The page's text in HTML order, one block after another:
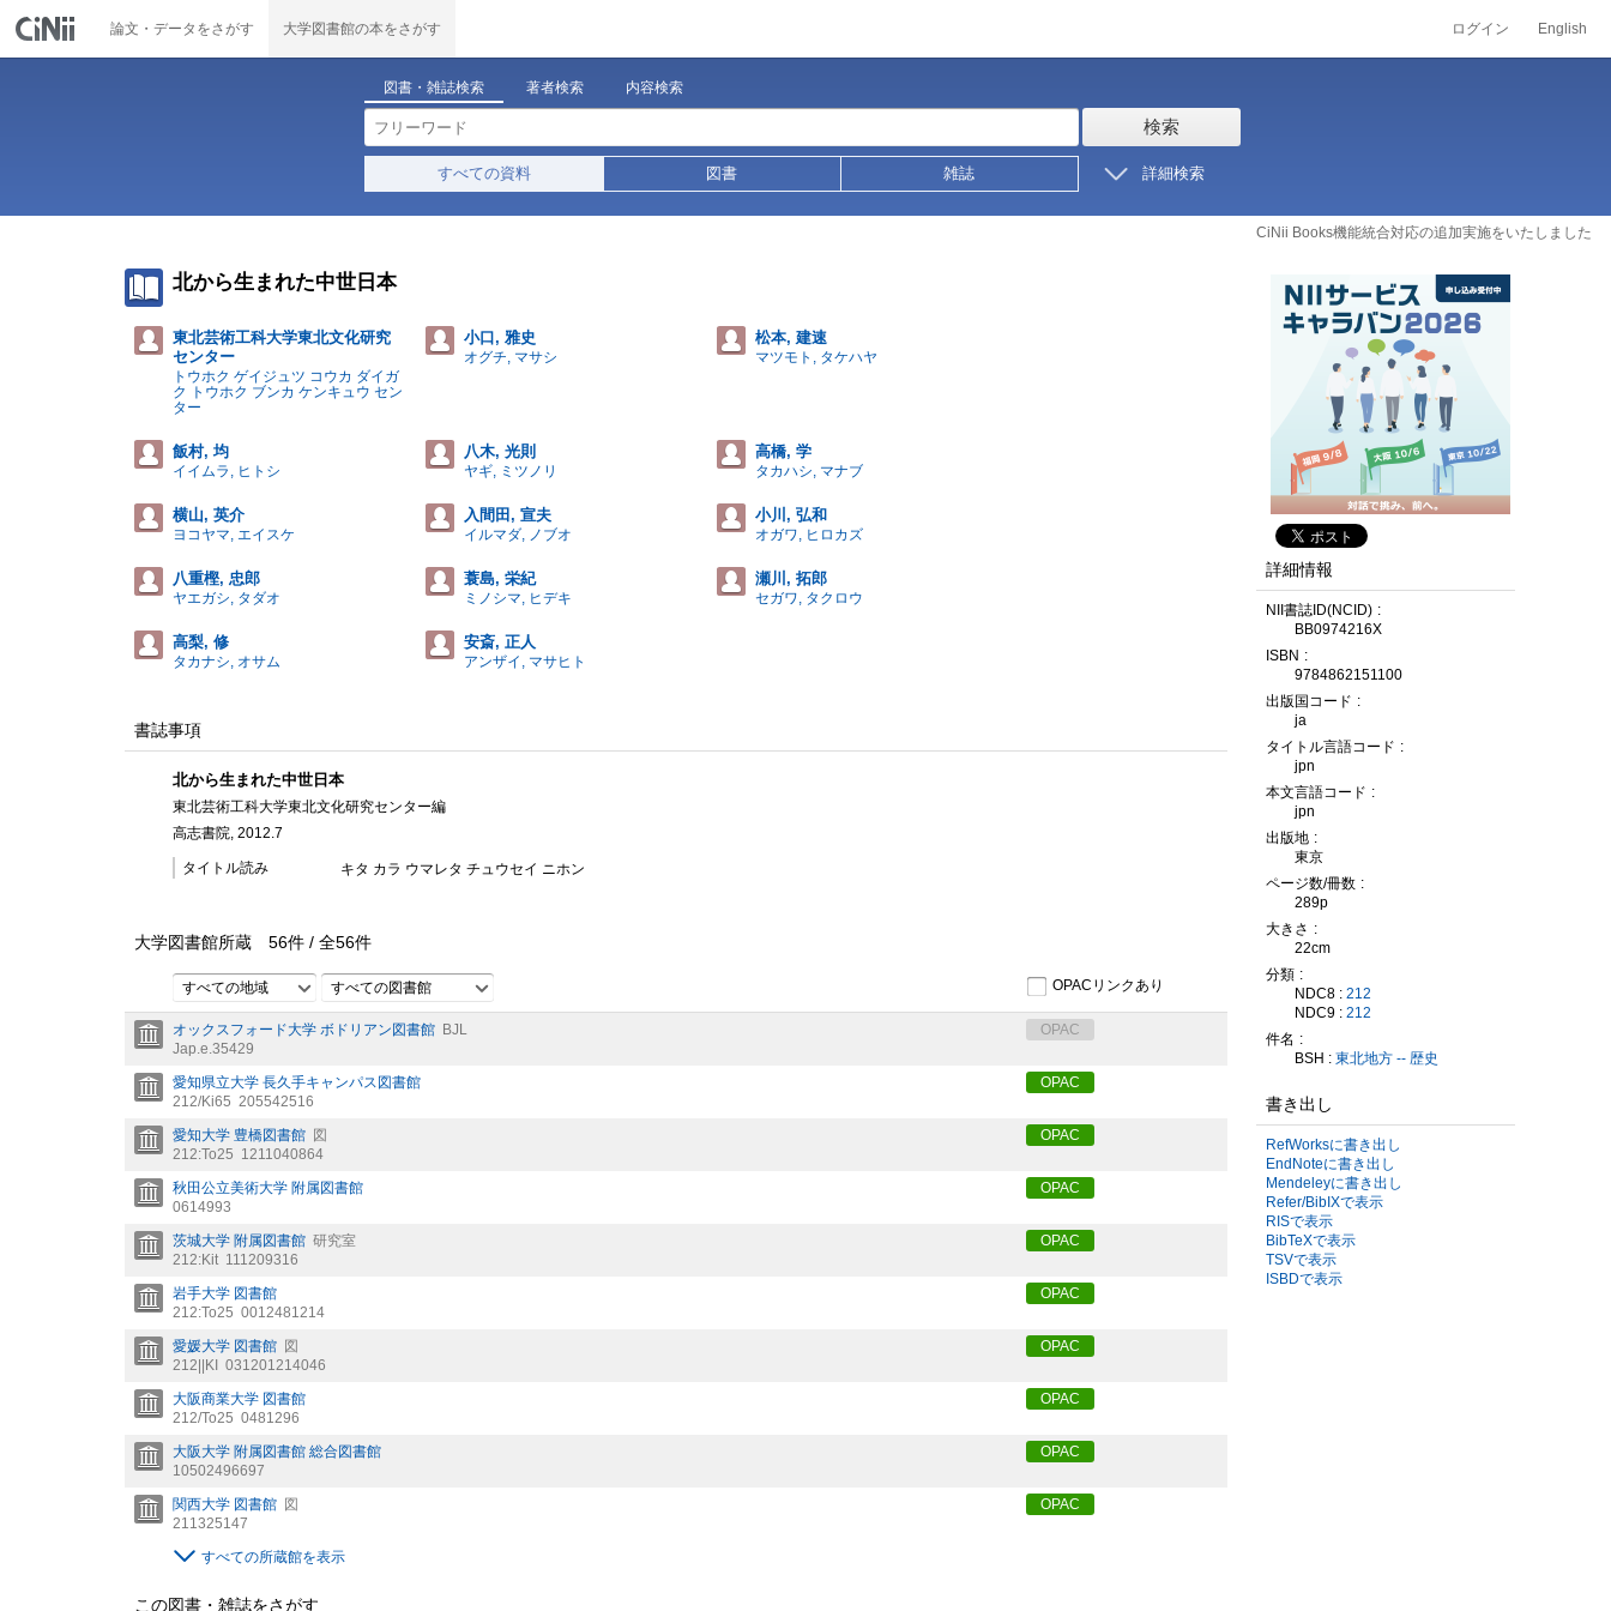
論文・データをさがす 大学図書館の本をさがす ログイン English
図書・雑誌検索 著者検索 内容検索
検索
すべての資料 図書 雑誌 詳細検索
CiNii Books機能統合対応の追加実施をいたしました
北から生まれた中世日本
東北芸術工科大学東北文化研究
センター
トウホク ゲイジュツ コウカ ダイガ
ク トウホク ブンカ ケンキュウ セン
ター
小口, 雅史
オグチ, マサシ
松本, 建速
マツモト, タケハヤ
飯村, 均
イイムラ, ヒトシ
八木, 光則
ヤギ, ミツノリ
高橋, 学
タカハシ, マナブ
横山, 英介
ヨコヤマ, エイスケ
入間田, 宣夫
イルマダ, ノブオ
小川, 弘和
オガワ, ヒロカズ
八重樫, 忠郎
ヤエガシ, タダオ
蓑島, 栄紀
ミノシマ, ヒデキ
瀬川, 拓郎
セガワ, タクロウ
高梨, 修
タカナシ, オサム
安斎, 正人
アンザイ, マサヒト
書誌事項
北から生まれた中世日本
東北芸術工科大学東北文化研究センター編
高志書院, 2012.7
タイトル読み キタ カラ ウマレタ チュウセイ ニホン
大学図書館所蔵 56件 / 全56件
すべての地域 すべての図書館 OPACリンクあり
オックスフォード大学 ボドリアン図書館 BJL
Jap.e.35429
OPAC
愛知県立大学 長久手キャンパス図書館
212/Ki65 205542516
OPAC
愛知大学 豊橋図書館 図
212:To25 1211040864
OPAC
秋田公立美術大学 附属図書館
0614993
OPAC
茨城大学 附属図書館 研究室
212:Kit 111209316
OPAC
岩手大学 図書館
212:To25 0012481214
OPAC
愛媛大学 図書館 図
212||KI 031201214046
OPAC
大阪商業大学 図書館
212/To25 0481296
OPAC
大阪大学 附属図書館 総合図書館
10502496697
OPAC
関西大学 図書館 図
211325147
OPAC
すべての所蔵館を表示
この図書・雑誌をさがす
詳細情報
NII書誌ID(NCID)
BB0974216X
ISBN
9784862151100
出版国コード
ja
タイトル言語コード
jpn
本文言語コード
jpn
出版地
東京
ページ数/冊数
289p
大きさ
22cm
分類
NDC8 : 212
NDC9 : 212
件名
BSH : 東北地方 -- 歴史
書き出し
RefWorksに書き出し
EndNoteに書き出し
Mendeleyに書き出し
Refer/BibIXで表示
RISで表示
BibTeXで表示
TSVで表示
ISBDで表示